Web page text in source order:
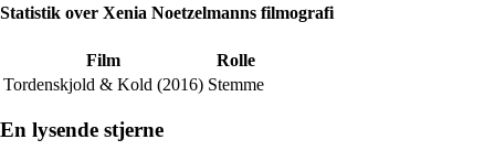
Statistik over Xenia Noetzelmanns filmografi
Film
Rolle
Tordenskjold & Kold (2016) Stemme
En lysende stjerne